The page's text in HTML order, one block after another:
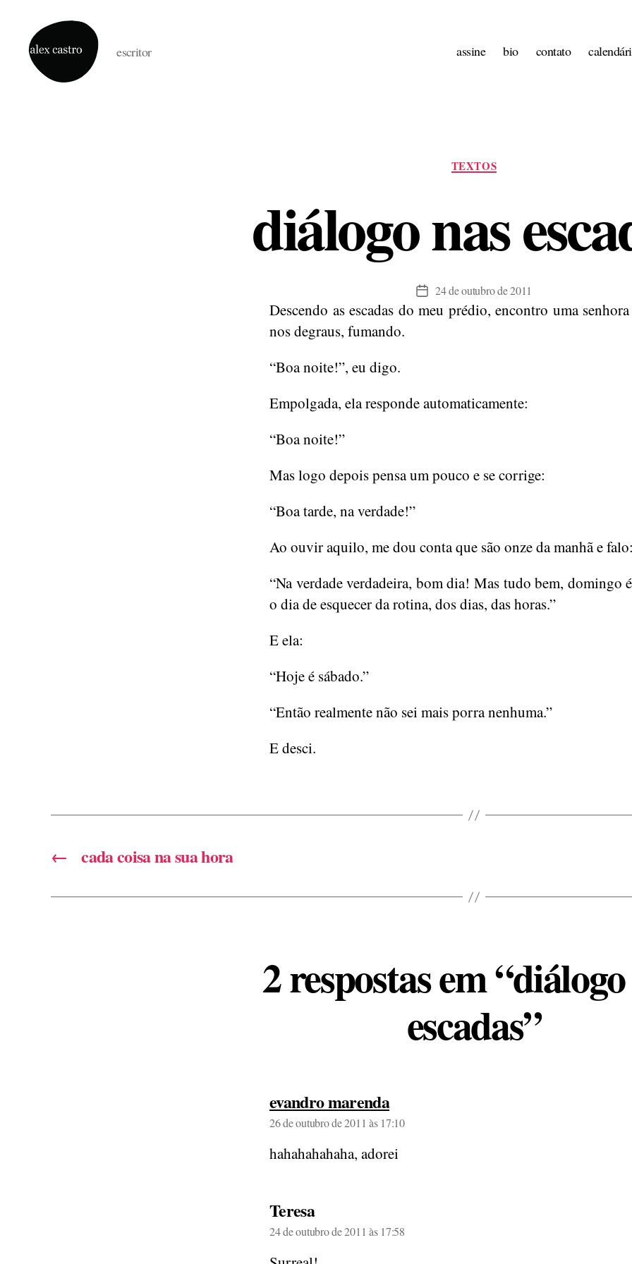
escritor assine bio contato
Categorias
TEXTOS
diálogo nas
Data
de
24 de outubro de 2011
Descendo as escadas do meu prédio, encontro uma
nos degraus, fumando.
“Boa noite!”, eu digo.
Empolgada, ela responde automaticamente:
“Boa noite!”
Mas logo depois pensa um pouco e se corrige:
“Boa tarde, na verdade!”
Ao ouvir aquilo, me dou conta que são onze da manhã e
“Na verdade verdadeira, bom dia! Mas tudo bem, domingo
o dia de esquecer da rotina, dos dias, das horas.”
E ela:
“Hoje é sábado.”
“Então realmente não sei mais porra nenhuma.”
E desci.
← cada coisa na sua hora
2 respostas em
escadas”
evandro marendadiz:
26 de outubro de 2011 às 17:10
hahahahahaha, adorei
Teresadiz:
24 de outubro de 2011 às 17:58